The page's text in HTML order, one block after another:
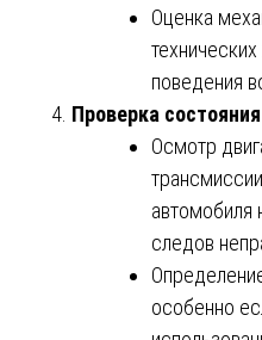
Оценка
поведения
Проверка
Осмотр
автомобиля
следов
особенно